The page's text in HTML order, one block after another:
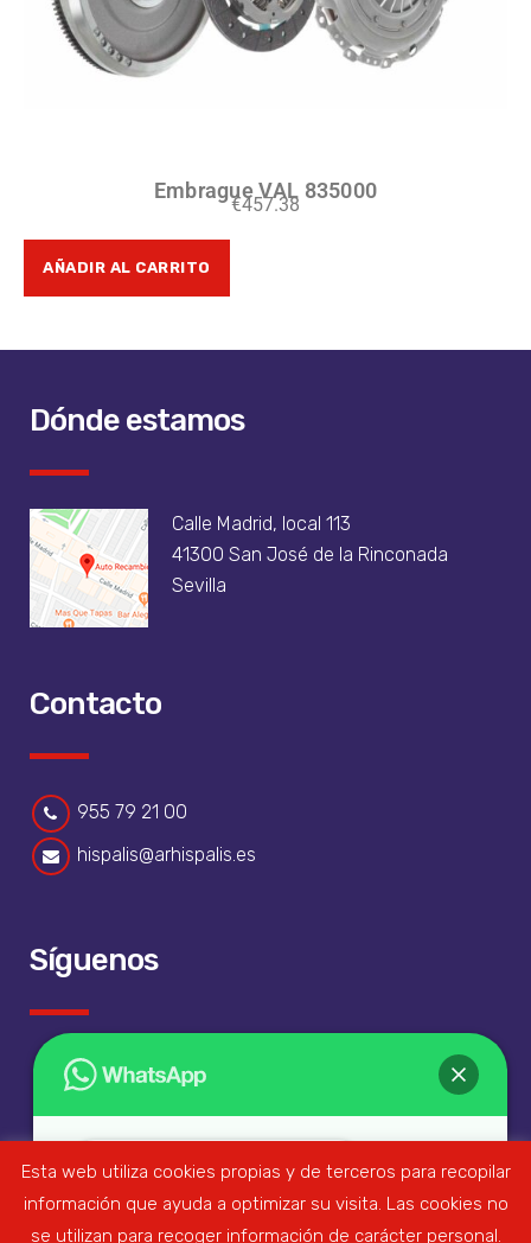
Embrague VAL 835000
€457.38
AÑADIR AL CARRITO
Dónde estamos
Calle Madrid, local 113
41300 San José de la Rinconada
Sevilla
Contacto
955 79 21 00
hispalis@arhispalis.es
Síguenos
Esta web utiliza cookies propias y de terceros para recopilar
información que ayuda a optimizar su visita. Las cookies no
se utilizan para recoger información de carácter personal.
¡Hola!
¿En qué podemos ayudarte?